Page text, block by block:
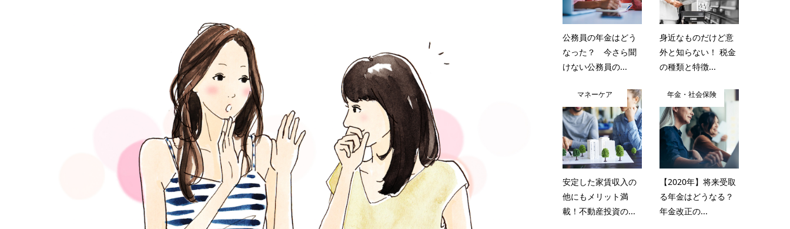
公務員の年金はどう
なった？ 今さら聞
けない公務員の...
身近なものだけど意
外と知らない！ 税金
の種類と特徴...
マネーケア
安定した家賃収入の
他にもメリット満
載！不動産投資の...
年金・社会保険
【2020年】将来受取
る年金はどうなる？
年金改正の...